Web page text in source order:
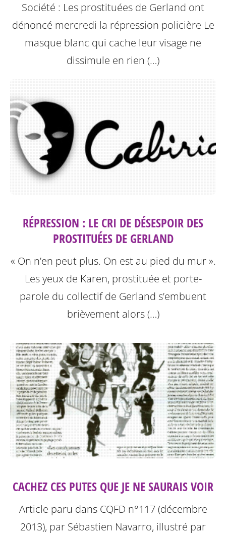
Société : Les prostituées de Gerland ont
dénoncé mercredi la répression policière Le
masque blanc qui cache leur visage ne
dissimule en rien (…)
RÉPRESSION : LE CRI DE DÉSESPOIR DES
PROSTITUÉES DE GERLAND
« On n’en peut plus. On est au pied du mur ».
Les yeux de Karen, prostituée et porte-
parole du collectif de Gerland s’embuent
brièvement alors (…)
CACHEZ CES PUTES QUE JE NE SAURAIS VOIR
Article paru dans CQFD n°117 (décembre
2013), par Sébastien Navarro, illustré par